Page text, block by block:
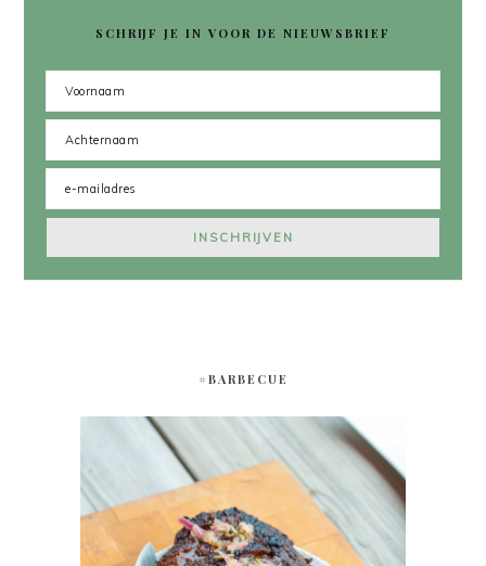
SCHRIJF JE IN VOOR DE NIEUWSBRIEF
#BARBECUE